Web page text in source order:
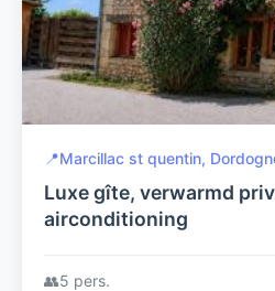
📍Marcillac st quentin,
Luxe gîte, verwarmd
airconditioning
👥5 pers.